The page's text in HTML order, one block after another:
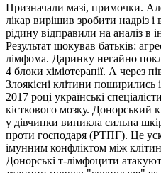
Призначали мазі, примочки.
лікар вирішив зробити надріз
рідину відправили на аналіз в
Результат шокував батьків:
лімфома. Даринку негайно
4 блоки хіміотерапії. А через
Злоякісні клітини поширились
2017 році українські
кісткового мозку. Донорський
у дівчинки виникла сильна
проти господаря (РТПГ). Це
імунним конфліктом між
Донорські т-лімфоцити